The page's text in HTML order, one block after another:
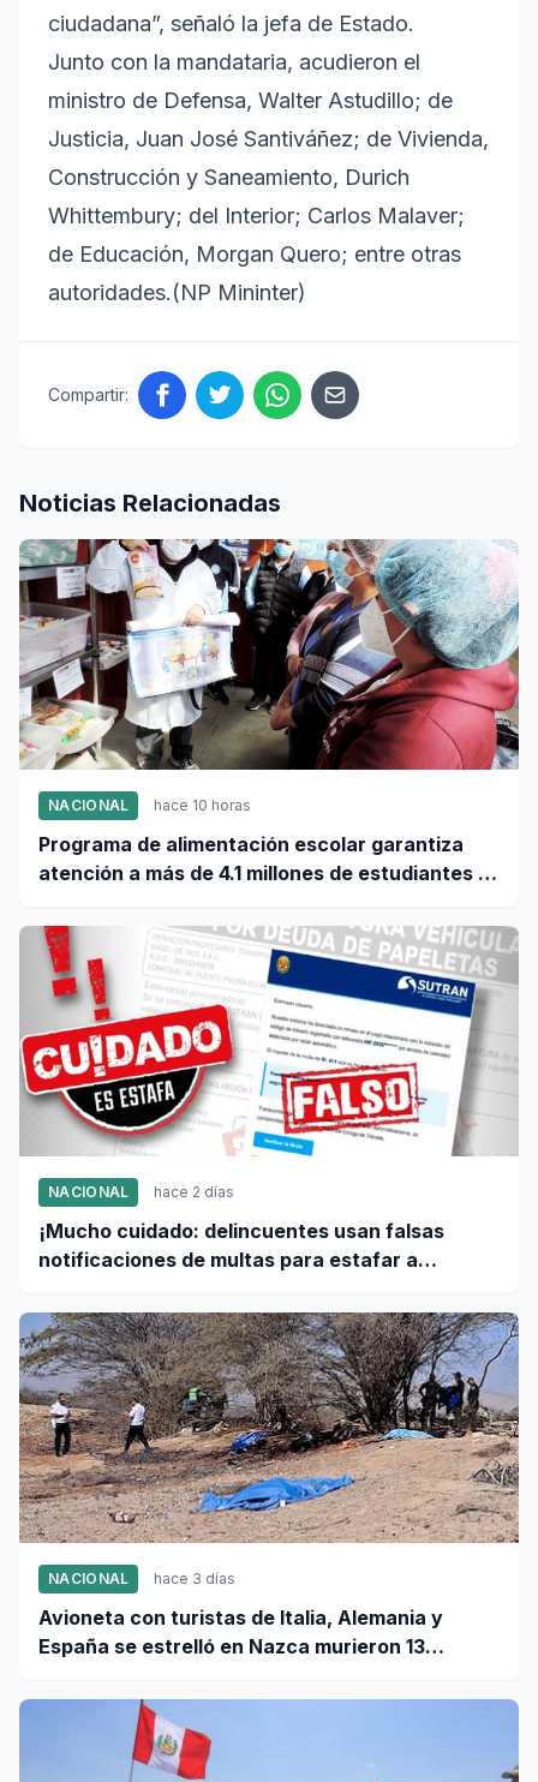
ciudadana”, señaló la jefa de Estado.
Junto con la mandataria, acudieron el
ministro de Defensa, Walter Astudillo; de
Justicia, Juan José Santiváñez; de Vivienda,
Construcción y Saneamiento, Durich
Whittembury; del Interior; Carlos Malaver;
de Educación, Morgan Quero; entre otras
autoridades.(NP Mininter)
Compartir:
Noticias Relacionadas
NACIONAL hace 10 horas
Programa de alimentación escolar garantiza
atención a más de 4.1 millones de estudiantes a
NACIONAL hace 2 días
¡Mucho cuidado: delincuentes usan falsas
notificaciones de multas para estafar a
NACIONAL hace 3 días
Avioneta con turistas de Italia, Alemania y
España se estrelló en Nazca murieron 13